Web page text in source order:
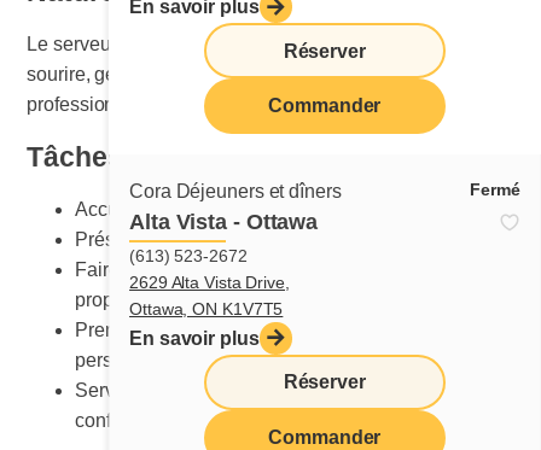
En savoir plus
Réserver
Commander
Cora Déjeuners et dîners Fermé
Alta Vista - Ottawa
(613) 523-2672
2629 Alta Vista Drive,
Ottawa, ON K1V7T5
En savoir plus
Réserver
Commander
Le serveur ou la serveuse fait le service aux tables avec
sourire, gentillesse, efficacité et conscience
professionnelle.
Tâches principales
Accueillir les clients et clientes
Présenter le menu
Faire des suggestions et répondre aux questions à
propos des aliments et des breuvages
Prendre les commandes et les transmettre au
personnel en cuisine
Servir les plats en s’assurant qu’ils soient
conformes aux standards Cora